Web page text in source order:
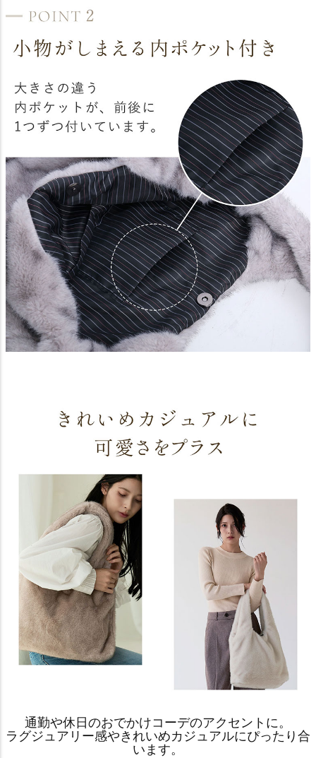
通勤や休日のおでかけコーデのアクセントに。
ラグジュアリー感やきれいめカジュアルにぴったり合
います。